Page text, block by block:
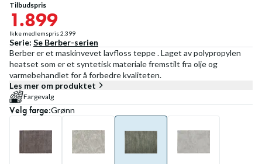
Tilbudspris
1.899
Ikke medlemspris2.399
Serie: Se Berber-serien
Berber er et maskinvevet lavfloss teppe . Laget av polypropylen
heatset som er et syntetisk materiale fremstilt fra olje og
varmebehandlet for å forbedre kvaliteten.
Les mer om produktet
Fargevalg
Velgfarge:Grønn